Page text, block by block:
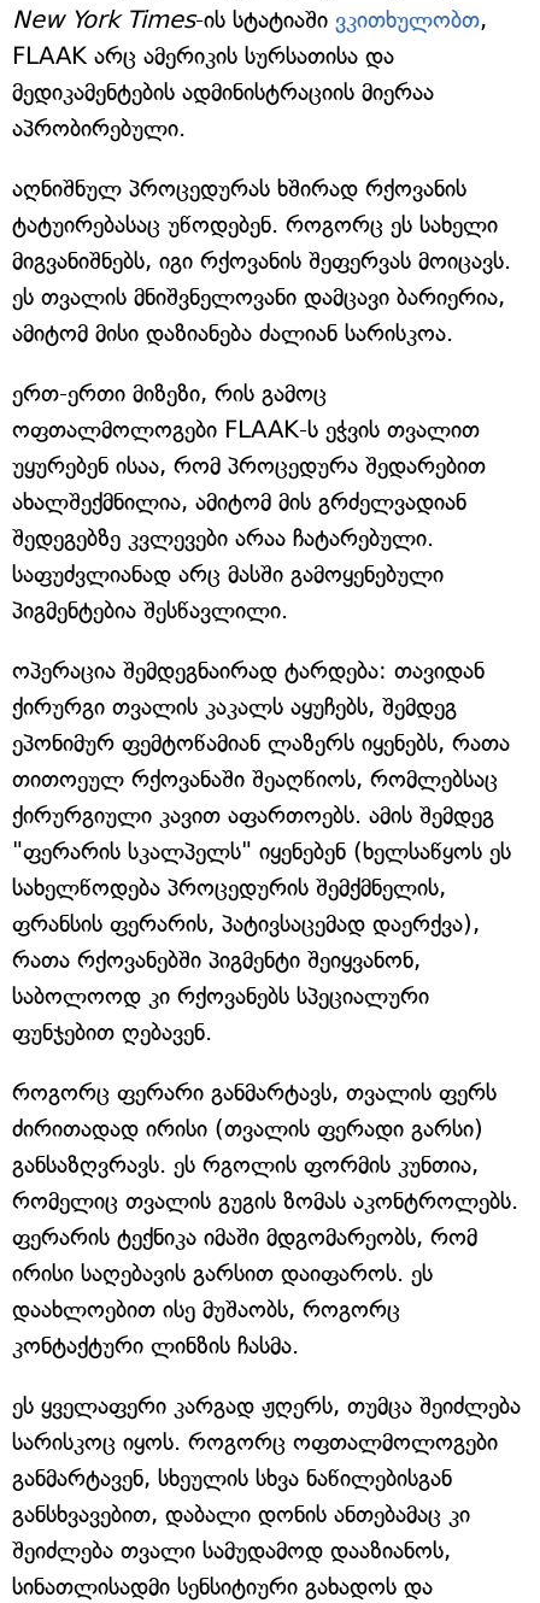
New York Times-ის სტატიაში ვკითხულობთ,
FLAAK არც ამერიკის სურსათისა და
მედიკამენტების ადმინისტრაციის მიერაა
აპრობირებული.
აღნიშნულ პროცედურას ხშირად რქოვანის
ტატუირებასაც უწოდებენ. როგორც ეს სახელი
მიგვანიშნებს, იგი რქოვანის შეფერვას მოიცავს.
ეს თვალის მნიშვნელოვანი დამცავი ბარიერია,
ამიტომ მისი დაზიანება ძალიან სარისკოა.
ერთ-ერთი მიზეზი, რის გამოც
ოფთალმოლოგები FLAAK-ს ეჭვის თვალით
უყურებენ ისაა, რომ პროცედურა შედარებით
ახალშექმნილია, ამიტომ მის გრძელვადიან
შედეგებზე კვლევები არაა ჩატარებული.
საფუძვლიანად არც მასში გამოყენებული
პიგმენტებია შესწავლილი.
ოპერაცია შემდეგნაირად ტარდება: თავიდან
ქირურგი თვალის კაკალს აყუჩებს, შემდეგ
ეპონიმურ ფემტოწამიან ლაზერს იყენებს, რათა
თითოეულ რქოვანაში შეაღწიოს, რომლებსაც
ქირურგიული კავით აფართოებს. ამის შემდეგ
"ფერარის სკალპელს" იყენებენ (ხელსაწყოს ეს
სახელწოდება პროცედურის შემქმნელის,
ფრანსის ფერარის, პატივსაცემად დაერქვა),
რათა რქოვანებში პიგმენტი შეიყვანონ,
საბოლოოდ კი რქოვანებს სპეციალური
ფუნჯებით ღებავენ.
როგორც ფერარი განმარტავს, თვალის ფერს
ძირითადად ირისი (თვალის ფერადი გარსი)
განსაზღვრავს. ეს რგოლის ფორმის კუნთია,
რომელიც თვალის გუგის ზომას აკონტროლებს.
ფერარის ტექნიკა იმაში მდგომარეობს, რომ
ირისი საღებავის გარსით დაიფაროს. ეს
დაახლოებით ისე მუშაობს, როგორც
კონტაქტური ლინზის ჩასმა.
ეს ყველაფერი კარგად ჟღერს, თუმცა შეიძლება
სარისკოც იყოს. როგორც ოფთალმოლოგები
განმარტავენ, სხეულის სხვა ნაწილებისგან
განსხვავებით, დაბალი დონის ანთებამაც კი
შეიძლება თვალი სამუდამოდ დააზიანოს,
სინათლისადმი სენსიტიური გახადოს და